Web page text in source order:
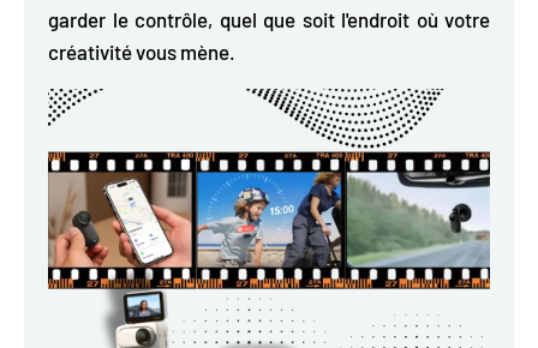
garder le contrôle, quel que soit l'endroit où votre
créativité vous mène.